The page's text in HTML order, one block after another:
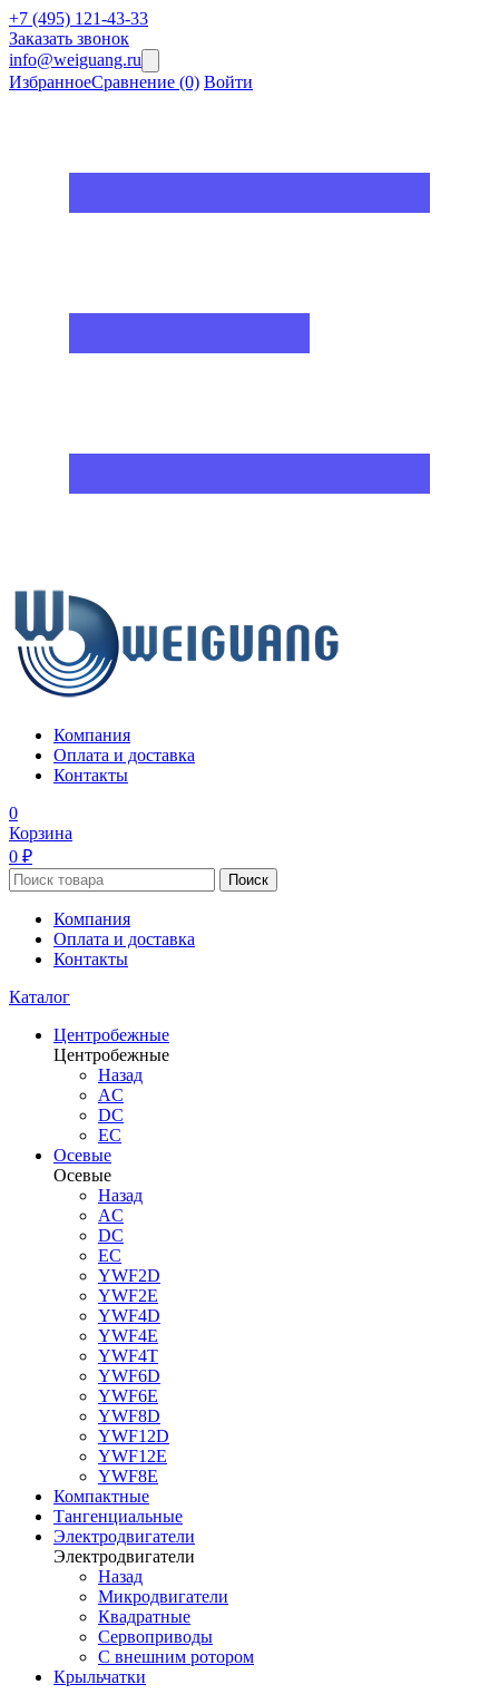
+7 (495) 121-43-33
Заказать звонок
info@weiguang.ru
ИзбранноеСравнение (0) Войти
Компания
Оплата и доставка
Контакты
0
Корзина
0 ₽
Поиск
Компания
Оплата и доставка
Контакты
Каталог
Центробежные
Центробежные
Назад
AC
DC
EC
Осевые
Осевые
Назад
AC
DC
EC
YWF2D
YWF2E
YWF4D
YWF4E
YWF4T
YWF6D
YWF6E
YWF8D
YWF12D
YWF12E
YWF8E
Компактные
Тангенциальные
Электродвигатели
Электродвигатели
Назад
Микродвигатели
Квадратные
Сервоприводы
С внешним ротором
Крыльчатки